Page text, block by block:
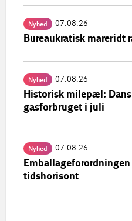
Nyhed 07.08.26
Bureaukratisk mareridt
Nyhed 07.08.26
Historisk milepæl:
gasforbruget i juli
Nyhed 07.08.26
tidshorisont